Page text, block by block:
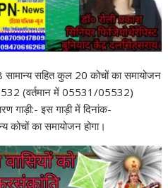
सहित कुल 20 कोचों का समायोजन
(वर्तमान में 05531/05532)
गाड़ी:- इस गाड़ी में दिनांक-
का समायोजन होगा।